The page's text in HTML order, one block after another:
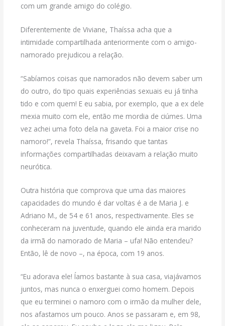
com um grande amigo do colégio.
Diferentemente de Viviane, Thaíssa acha que a
intimidade compartilhada anteriormente com o amigo-
namorado prejudicou a relação.
“Sabíamos coisas que namorados não devem saber um
do outro, do tipo quais experiências sexuais eu já tinha
tido e com quem! E eu sabia, por exemplo, que a ex dele
mexia muito com ele, então me mordia de ciúmes. Uma
vez achei uma foto dela na gaveta. Foi a maior crise no
namoro!”, revela Thaíssa, frisando que tantas
informações compartilhadas deixavam a relação muito
neurótica.
Outra história que comprova que uma das maiores
capacidades do mundo é dar voltas é a de Maria J. e
Adriano M., de 54 e 61 anos, respectivamente. Eles se
conheceram na juventude, quando ele ainda era marido
da irmã do namorado de Maria – ufa! Não entendeu?
Então, lê de novo –, na época, com 19 anos.
“Eu adorava ele! Íamos bastante à sua casa, viajávamos
juntos, mas nunca o enxerguei como homem. Depois
que eu terminei o namoro com o irmão da mulher dele,
nos afastamos um pouco. Anos se passaram e, em 98,